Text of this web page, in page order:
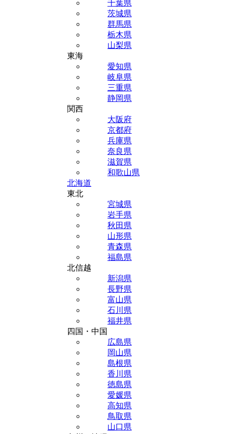
千葉県
茨城県
群馬県
栃木県
山梨県
東海
愛知県
岐阜県
三重県
静岡県
関西
大阪府
京都府
兵庫県
奈良県
滋賀県
和歌山県
北海道
東北
宮城県
岩手県
秋田県
山形県
青森県
福島県
北信越
新潟県
長野県
富山県
石川県
福井県
四国・中国
広島県
岡山県
島根県
香川県
徳島県
愛媛県
高知県
鳥取県
山口県